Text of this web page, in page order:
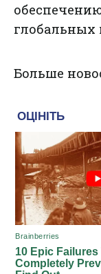
глобальных
Больше